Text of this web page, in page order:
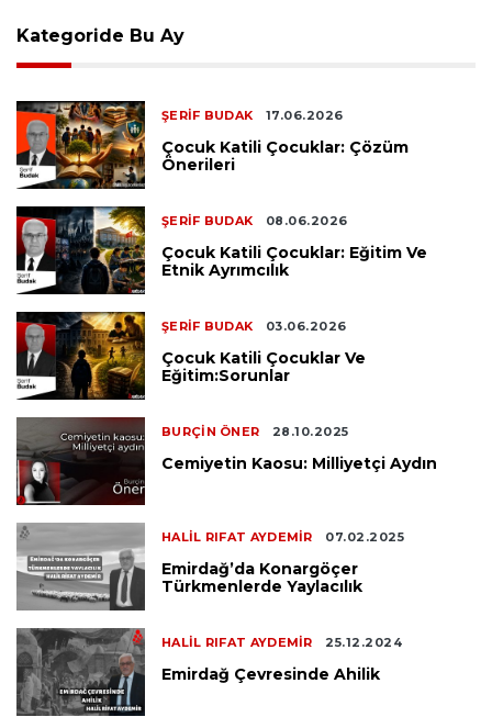
Kategoride Bu Ay
ŞERIF BUDAK 17.06.2026
Çocuk Katili Çocuklar: Çözüm
Önerileri
ŞERIF BUDAK 08.06.2026
Çocuk Katili Çocuklar: Eğitim Ve
Etnik Ayrımcılık
ŞERIF BUDAK 03.06.2026
Çocuk Katili Çocuklar Ve
Eğitim:Sorunlar
BURÇIN ÖNER 28.10.2025
Cemiyetin Kaosu: Milliyetçi Aydın
HALIL RIFAT AYDEMIR 07.02.2025
Emirdağ’da Konargöçer
Türkmenlerde Yaylacılık
HALIL RIFAT AYDEMIR 25.12.2024
Emirdağ Çevresinde Ahilik